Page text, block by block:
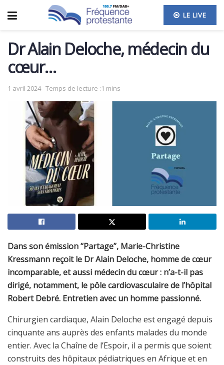
LE LIVE
Dr Alain Deloche, médecin du
cœur…
1 avril 2024 Temps de lecture :1 mins
Dans son émission “Partage”, Marie-Christine
Kressmann reçoit le Dr Alain Deloche, homme de cœur
incomparable, et aussi médecin du cœur : n’a-t-il pas
dirigé, notamment, le pôle cardiovasculaire de l’hôpital
Robert Debré. Entretien avec un homme passionné.
Chirurgien cardiaque, Alain Deloche est engagé depuis
cinquante ans auprès des enfants malades du monde
entier. Avec la Chaîne de l’Espoir, il a permis que soient
construits des hôpitaux pédiatriques en Afrique et en